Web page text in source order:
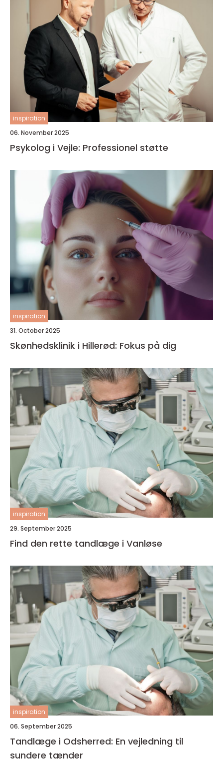
inspiration
06. November 2025
Psykolog i Vejle: Professionel støtte
inspiration
31. October 2025
Skønhedsklinik i Hillerød: Fokus på dig
inspiration
29. September 2025
Find den rette tandlæge i Vanløse
inspiration
06. September 2025
Tandlæge i Odsherred: En vejledning til
sundere tænder